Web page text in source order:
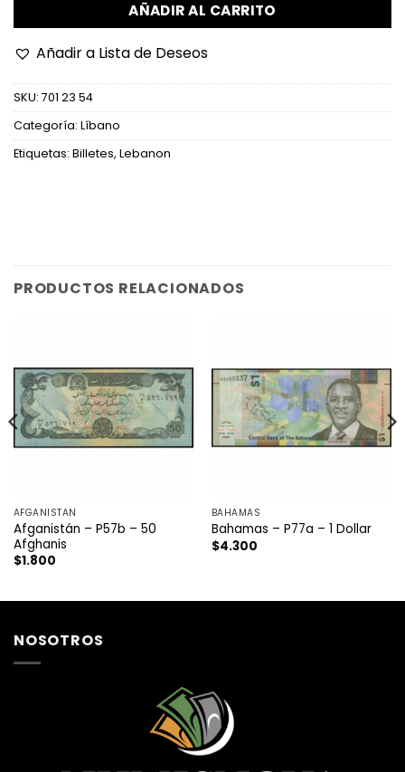
AÑADIR AL CARRITO
Añadir a Lista de Deseos
SKU: 701 23 54
Categoría: Líbano
Etiquetas: Billetes, Lebanon
PRODUCTOS RELACIONADOS
AFGANISTAN
Afganistán – P57b – 50
Afghanis
$1.800
BAHAMAS
Bahamas – P77a – 1 Dollar
$4.300
NOSOTROS